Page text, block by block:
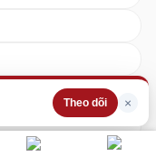
Theo dõi ×